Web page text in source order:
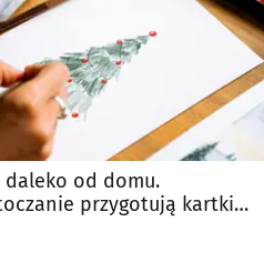
daleko od domu.
przygotują kartki